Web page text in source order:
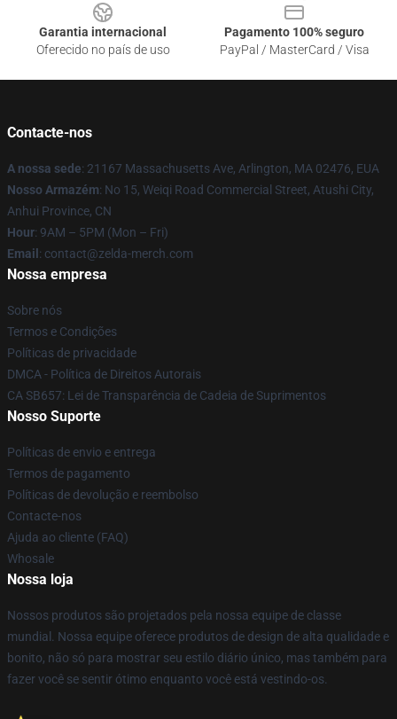
Garantia internacional
Oferecido no país de uso
Pagamento 100% seguro
PayPal / MasterCard / Visa
Contacte-nos
A nossa sede: 21167 Massachusetts Ave, Arlington, MA 02476, EUA
Nosso Armazém: No 15, Weiqi Road Commercial Street, Atushi City,
Anhui Province, CN
Hour: 9AM – 5PM (Mon – Fri)
Email : contact@zelda-merch.com
Nossa empresa
Sobre nós
Termos e Condições
Políticas de privacidade
DMCA - Política de Direitos Autorais
CA SB657: Lei de Transparência de Cadeia de Suprimentos
Nosso Suporte
Políticas de envio e entrega
Termos de pagamento
Políticas de devolução e reembolso
Contacte-nos
Ajuda ao cliente (FAQ)
Whosale
Nossa loja
Nossos produtos são projetados pela nossa equipe de classe
mundial. Nossa equipe oferece produtos de design de alta qualidade e
bonito, não só para mostrar seu estilo diário único, mas também para
fazer você se sentir ótimo enquanto você está vestindo-os.